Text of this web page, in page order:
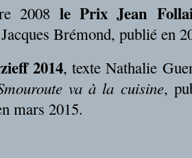
2008 le Prix Jean
Brémond, publié en
2014, texte Nathalie
va à la cuisine,
mars 2015.